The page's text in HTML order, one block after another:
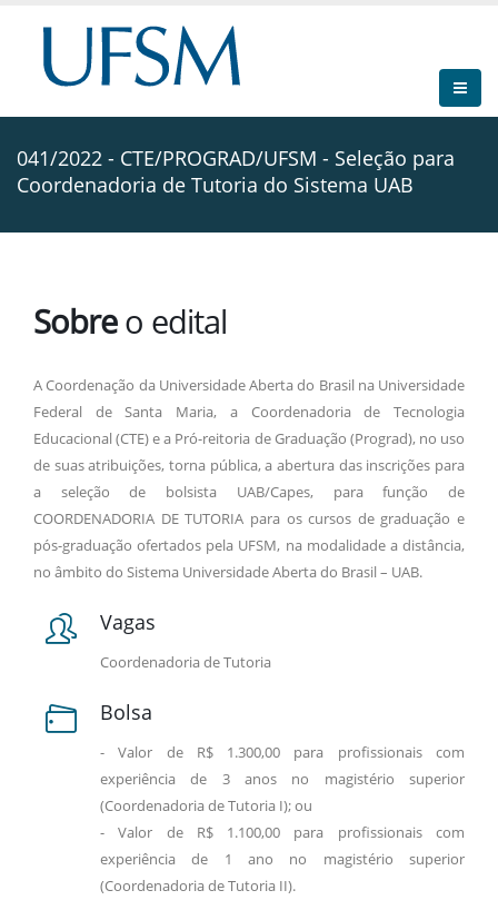
041/2022 - CTE/PROGRAD/UFSM - Seleção para
Coordenadoria de Tutoria do Sistema UAB
Sobreo edital
A Coordenação da Universidade Aberta do Brasil na Universidade
Federal de Santa Maria, a Coordenadoria de Tecnologia
Educacional (CTE) e a Pró-reitoria de Graduação (Prograd), no uso
de suas atribuições, torna pública, a abertura das inscrições para
a seleção de bolsista UAB/Capes, para função de
COORDENADORIA DE TUTORIA para os cursos de graduação e
pós-graduação ofertados pela UFSM, na modalidade a distância,
no âmbito do Sistema Universidade Aberta do Brasil – UAB.
Vagas
Coordenadoria de Tutoria
Bolsa
- Valor de R$ 1.300,00 para profissionais com
experiência de 3 anos no magistério superior
(Coordenadoria de Tutoria I); ou
- Valor de R$ 1.100,00 para profissionais com
experiência de 1 ano no magistério superior
(Coordenadoria de Tutoria II).